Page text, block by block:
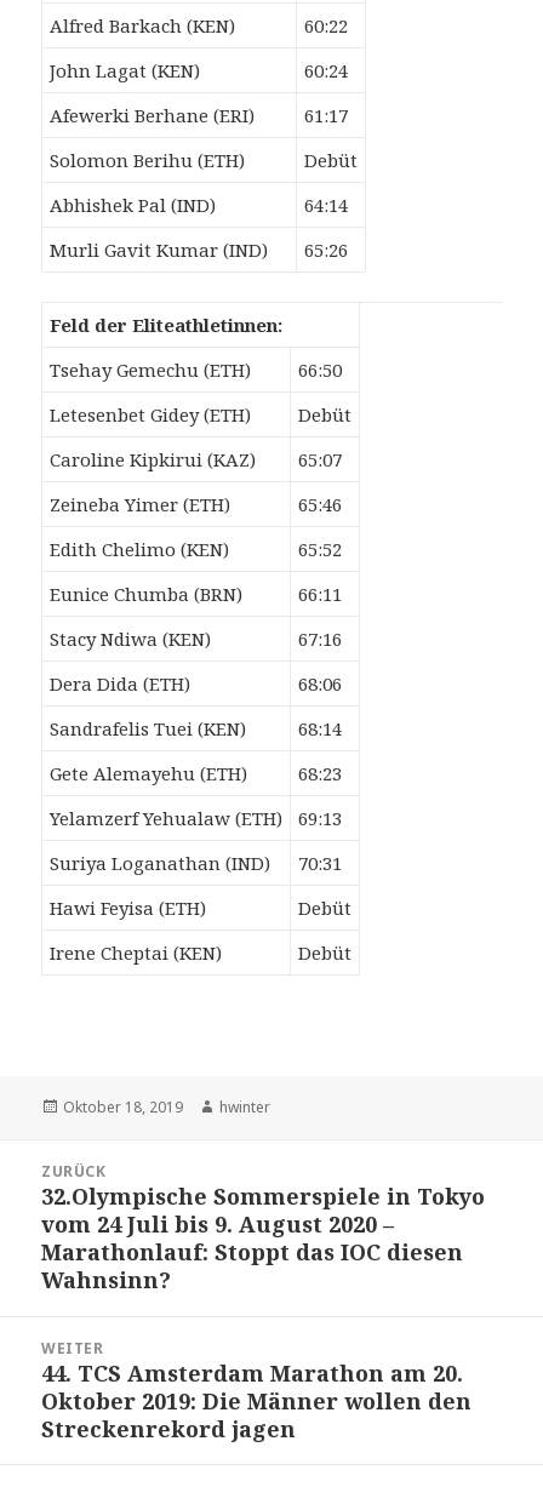
Alfred Barkach (KEN)
60:22
John Lagat (KEN)
60:24
Afewerki Berhane (ERI)
61:17
Solomon Berihu (ETH)
Debüt
Abhishek Pal (IND)
64:14
Murli Gavit Kumar (IND)
65:26
Feld der Eliteathletinnen:
Tsehay Gemechu (ETH)
66:50
Letesenbet Gidey (ETH)
Debüt
Caroline Kipkirui (KAZ)
65:07
Zeineba Yimer (ETH)
65:46
Edith Chelimo (KEN)
65:52
Eunice Chumba (BRN)
66:11
Stacy Ndiwa (KEN)
67:16
Dera Dida (ETH)
68:06
Sandrafelis Tuei (KEN)
68:14
Gete Alemayehu (ETH)
68:23
Yelamzerf Yehualaw (ETH)
69:13
Suriya Loganathan (IND)
70:31
Hawi Feyisa (ETH)
Debüt
Irene Cheptai (KEN)
Debüt
Veröffentlicht
Oktober 18, 2019 Autor
hwinter
Navigation
ZURÜCK
Vorheriger
Beitrag:
32.Olympische Sommerspiele in Tokyo
vom 24 Juli bis 9. August 2020 –
Marathonlauf: Stoppt das IOC diesen
Wahnsinn?
WEITER
Nächster
Beitrag:
44. TCS Amsterdam Marathon am 20.
Oktober 2019: Die Männer wollen den
Streckenrekord jagen